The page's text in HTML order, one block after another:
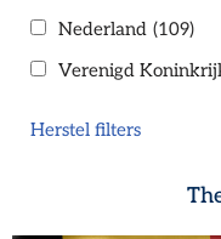
Nederland (109)
Verenigd
Herstel filters